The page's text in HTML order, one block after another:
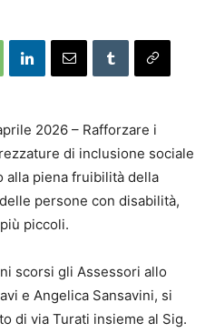
2026 – Rafforzare i
di inclusione sociale
alla piena fruibilità della
persone con disabilità,
piccoli.
scorsi gli Assessori allo
e Angelica Sansavini, si
di via Turati insieme al Sig.